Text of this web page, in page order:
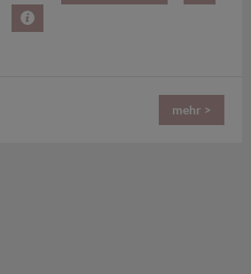
mehr >